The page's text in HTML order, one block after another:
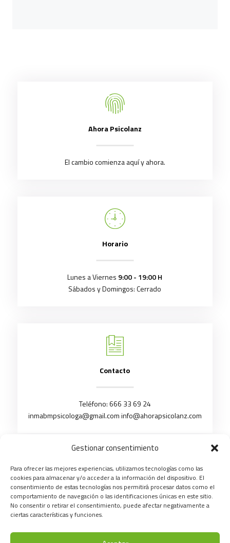
Gestionar consentimiento
Para ofrecer las mejores experiencias, utilizamos tecnologías como las
cookies para almacenar y/o acceder a la información del dispositivo. El
consentimiento de estas tecnologías nos permitirá procesar datos como el
comportamiento de navegación o las identificaciones únicas en este sitio.
No consentir o retirar el consentimiento, puede afectar negativamente a
ciertas características y funciones.
Ahora Psicolanz
El cambio comienza aquí y ahora.
Horario
Lunes a Viernes 9:00 - 19:00 H
Sábados y Domingos: Cerrado
Contacto
Teléfono:666 33 69 24
inmabmpsicologa@gmail.cominfo@ahorapsicolanz.com
aviso legal|política de priva/cidad|política de cookies